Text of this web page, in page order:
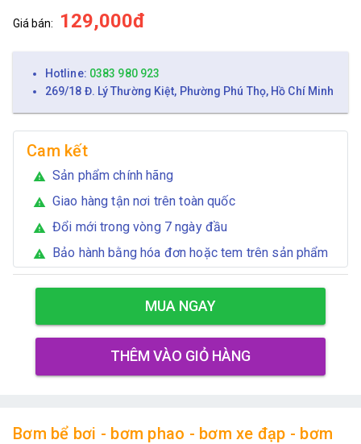
Giá bán: 129,000đ
Hotline: 0383 980 923
269/18 Đ. Lý Thường Kiệt, Phường Phú Thọ, Hồ Chí Minh
Cam kết
warning Sản phẩm chính hãng
warning Giao hàng tận nơi trên toàn quốc
warning Đổi mới trong vòng 7 ngày đầu
warning Bảo hành bằng hóa đơn hoặc tem trên sản phẩm
MUA NGAY
THÊM VÀO GIỎ HÀNG
Bơm bể bơi - bơm phao - bơm xe đạp - bơm